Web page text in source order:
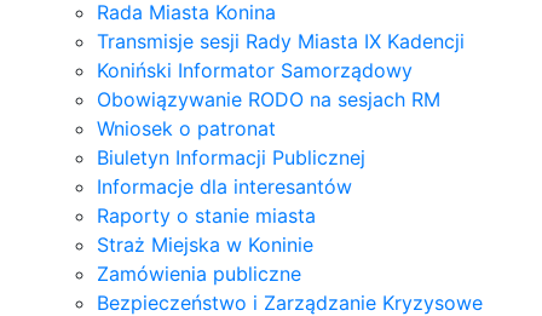
Rada Miasta Konina
Transmisje sesji Rady Miasta IX Kadencji
Koniński Informator Samorządowy
Obowiązywanie RODO na sesjach RM
Wniosek o patronat
Biuletyn Informacji Publicznej
Informacje dla interesantów
Raporty o stanie miasta
Straż Miejska w Koninie
Zamówienia publiczne
Bezpieczeństwo i Zarządzanie Kryzysowe